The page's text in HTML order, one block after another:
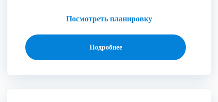
Посмотреть планировку
Подробнее